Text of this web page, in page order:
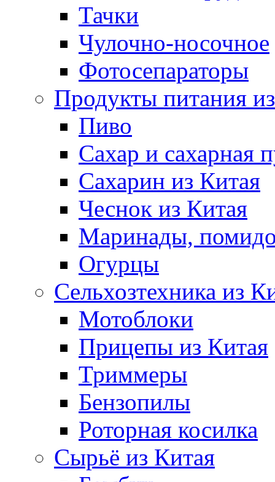
Тачки
Чулочно-носочное
Фотосепараторы
Продукты питания
Пиво
Сахар и сахарная
Сахарин из Китая
Чеснок из Китая
Маринады,
Огурцы
Сельхозтехника из
Мотоблоки
Прицепы из Китая
Триммеры
Бензопилы
Роторная косилка
Сырьё из Китая